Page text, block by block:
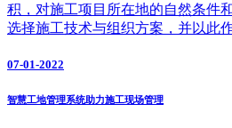
积，对施工项目所在地的自然条件
选择施工技术与组织方案，并以此
07-01-2022
智慧工地管理系统助力施工现场管理